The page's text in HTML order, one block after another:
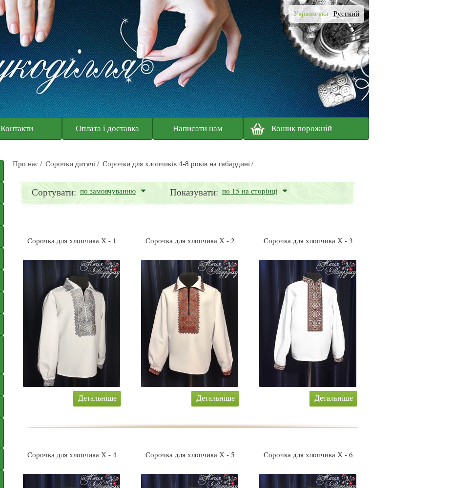
Українська Русский
Контакти Оплата і доставка Написати нам Кошик порожній
Про нас Сорочки дитячі Сорочки для хлопчиків 4-8 років на габардині
Сортувати: по замовчуванню Показувати: по 15 на сторінці
Сорочка для хлопчика Х - 1
Детальніше
Сорочка для хлопчика Х - 2
Детальніше
Сорочка для хлопчика Х - 3
Детальніше
Сорочка для хлопчика Х - 4 Сорочка для хлопчика Х - 5 Сорочка для хлопчика Х - 6